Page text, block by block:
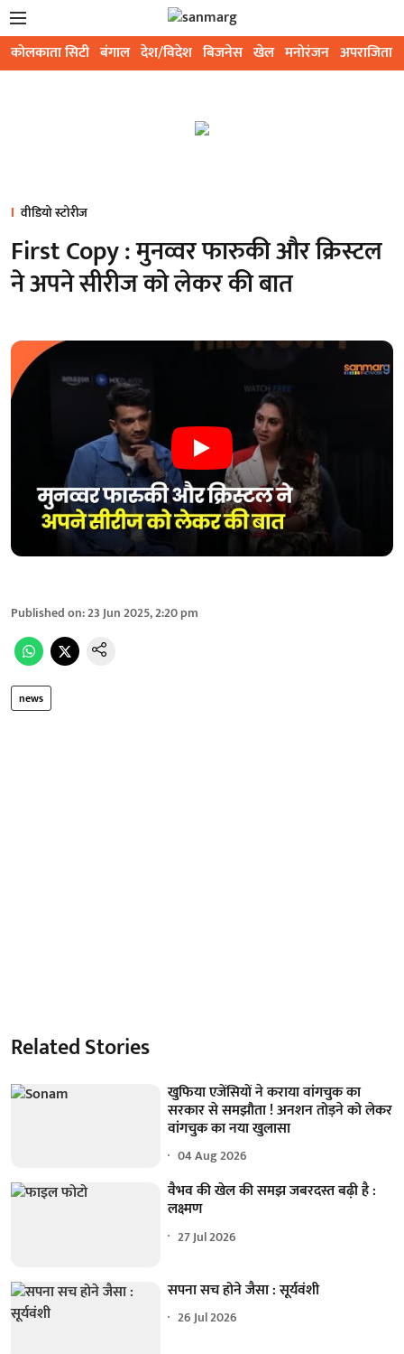
कोलकाता सिटी बंगाल देश/विदेश बिजनेस खेल मनोरंजन अपराजिता
वीडियो स्टोरीज
First Copy : मुनव्वर फारुकी और क्रिस्टल
ने अपने सीरीज को लेकर की बात
Published on:23 Jun 2025, 2:20 pm
news
Related Stories
खुफिया एजेंसियों ने कराया वांगचुक का
सरकार से समझौता ! अनशन तोड़ने को लेकर
वांगचुक का नया खुलासा
04 Aug 2026
वैभव की खेल की समझ जबरदस्त बढ़ी है :
लक्ष्मण
27 Jul 2026
सपना सच होने जैसा : सूर्यवंशी
26 Jul 2026